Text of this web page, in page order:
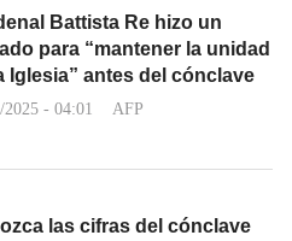
Battista Re hizo un
para “mantener la unidad
Iglesia” antes del cónclave
2025 - 04:01 AFP
las cifras del cónclave